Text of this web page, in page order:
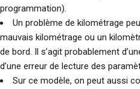
programmation).
Un problème de kilométrage
mauvais kilométrage ou un
de bord. Il s’agit probablement
d’une erreur de lecture des
Sur ce modèle, on peut aussi